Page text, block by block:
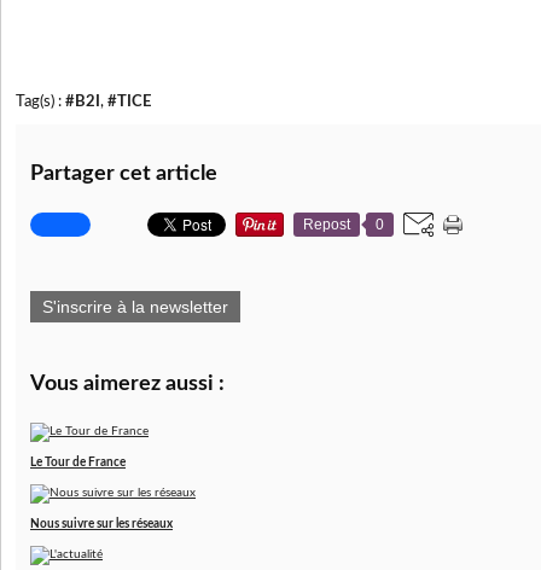
Tag(s) : #B2I , #TICE
Partager cet article
Repost 0
S'inscrire à la newsletter
Vous aimerez aussi :
Le Tour de France
Nous suivre sur les réseaux